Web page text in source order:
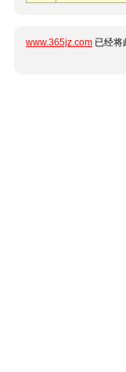
www.365jz.com 已经将